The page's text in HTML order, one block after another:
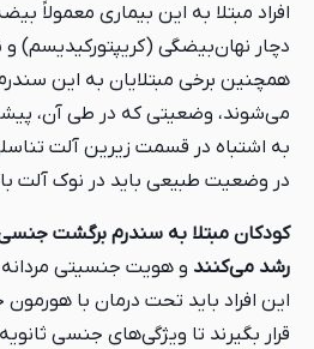
افراد مبتلا به این بیماری معمولاً
دچار نهان‌بیضگی (کریپتورکیدیسم) و
همچنین برخی مبتلایان به این
می‌شوند، وضعیتی که در طی آن،
به اشتباه در قسمت زیرین آلت
در وضعیت طبیعی باید در نوک آلت
کودکان مبتلا به سندرم برگشت
رشد می‌کنند و هویت جنسیتی مردانه
این افراد باید تحت درمان با
قرار بگیرند تا ویژگی‌های جنسی